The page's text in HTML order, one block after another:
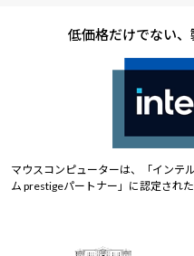
低価格だけでない
マウスコンピューターは、「インテ
ム prestigeパートナー」に認定され